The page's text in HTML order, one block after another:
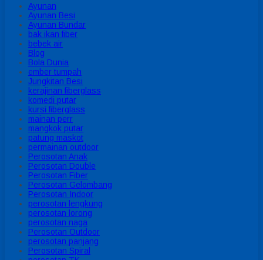
Ayunan
Ayunan Besi
Ayunan Bundar
bak ikan fiber
bebek air
Blog
Bola Dunia
ember tumpah
Jungkitan Besi
kerajinan fiberglass
komedi putar
kursi fiberglass
mainan perr
mangkok putar
patung maskot
permainan outdoor
Perosotan Anak
Perosotan Double
Perosotan Fiber
Perosotan Gelombang
Perosotan Indoor
perosotan lengkung
perosotan lorong
perosotan naga
Perosotan Outdoor
perosotan panjang
Perosotan Spiral